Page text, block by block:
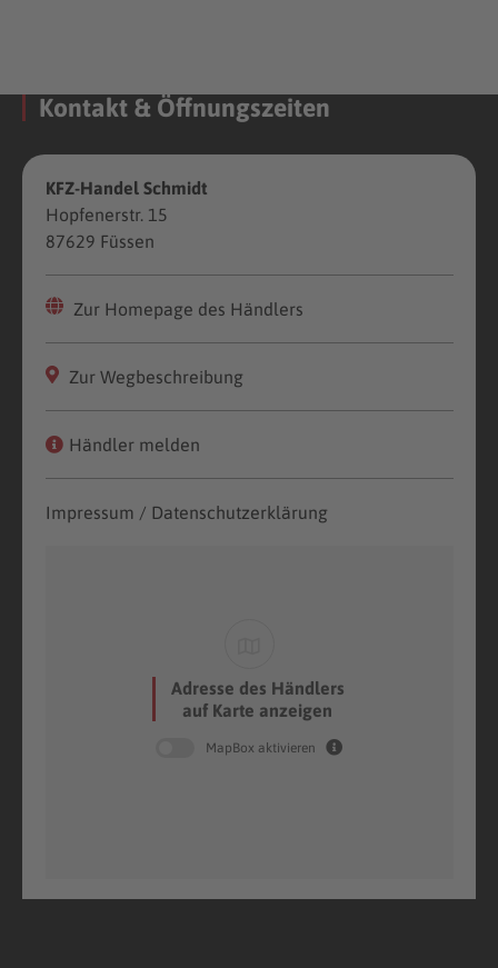
Kontakt & Öffnungszeiten
KFZ-Handel Schmidt
Hopfenerstr. 15
87629 Füssen
Zur Homepage des Händlers
Zur Wegbeschreibung
Händler melden
Impressum / Datenschutzerklärung
Adresse des Händlers
auf Karte anzeigen
MapBox aktivieren